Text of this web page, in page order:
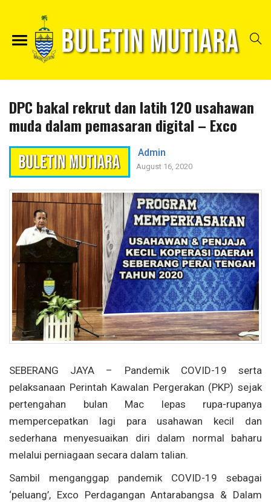
DPC bakal rekrut dan latih 120 usahawan
muda dalam pemasaran digital – Exco
Admin
August 16, 2020
SEBERANG JAYA – Pandemik COVID-19 serta
pelaksanaan Perintah Kawalan Pergerakan (PKP) sejak
pertengahan bulan Mac lepas rupa-rupanya
mempercepatkan lagi para usahawan kecil dan
sederhana menyesuaikan diri dalam normal baharu
melalui perniagaan secara dalam talian.
Sambil menganggap pandemik COVID-19 sebagai
‘peluang’, Exco Perdagangan Antarabangsa & Dalam